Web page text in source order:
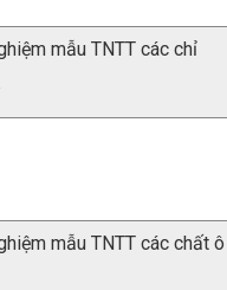
mẫu TNTT các chỉ
mẫu TNTT các chất ô